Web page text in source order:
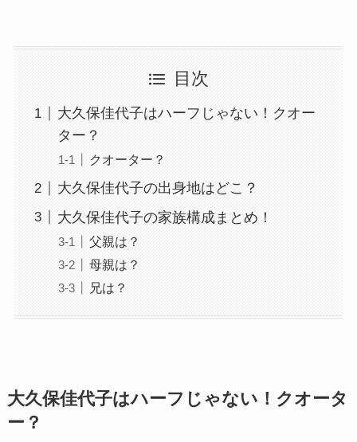
目次
大久保佳代子はハーフじゃない！クオー
ター？
クオーター？
大久保佳代子の出身地はどこ？
大久保佳代子の家族構成まとめ！
父親は？
母親は？
兄は？
大久保佳代子はハーフじゃない！クオータ
ー？